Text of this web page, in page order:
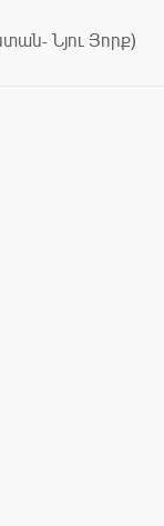
Նյու Յորք)